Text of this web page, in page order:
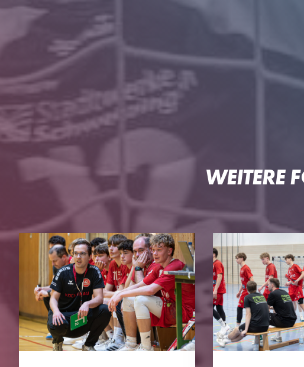
HG
DIE HG
Geschäftsstelle
Ansprechpartner
Tickets
Downloads
TEAMS
3. Liga Herren
Perspektivteam Herren
1. Damen
Bundesliga A-Jugend
HG-Torhüter-Akademie